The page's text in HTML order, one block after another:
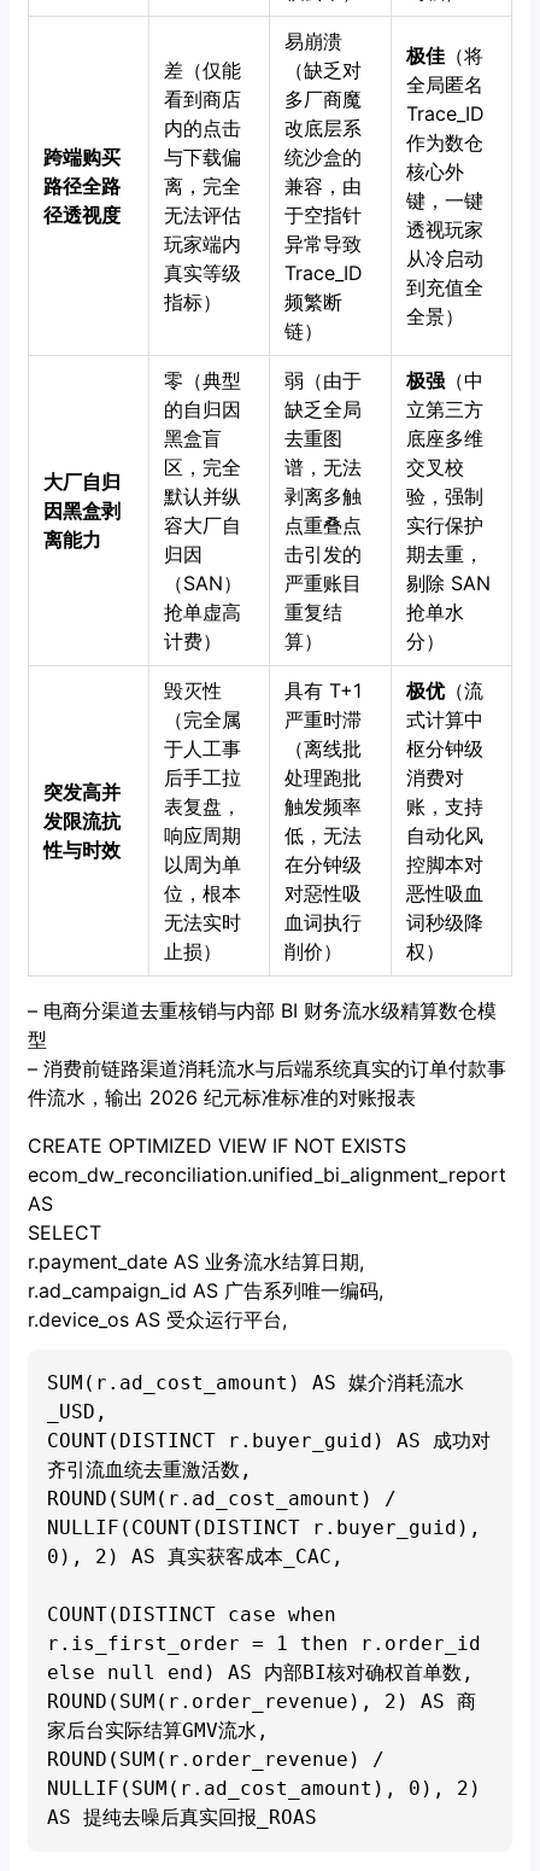
跨端购买
路径全路
径透视度
差（仅能
看到商店
内的点击
与下载偏
离，完全
无法评估
玩家端内
真实等级
指标）
易崩溃
（缺乏对
多厂商魔
改底层系
统沙盒的
兼容，由
于空指针
异常导致
Trace_ID
频繁断
链）
极佳 （将
全局匿名
Trace_ID
作为数仓
核心外
键，一键
透视玩家
从冷启动
到充值全
全景）
大厂自归
因黑盒剥
离能力
零（典型
的自归因
黑盒盲
区，完全
默认并纵
容大厂自
归因
（SAN）
抢单虚高
计费）
弱（由于
缺乏全局
去重图
谱，无法
剥离多触
点重叠点
击引发的
严重账目
重复结
算）
极强 （中
立第三方
底座多维
交叉校
验，强制
实行保护
期去重，
剔除 SAN
抢单水
分）
突发高并
发限流抗
性与时效
毁灭性
（完全属
于人工事
后手工拉
表复盘，
响应周期
以周为单
位，根本
无法实时
止损）
具有 T+1
严重时滞
（离线批
处理跑批
触发频率
低，无法
在分钟级
对惡性吸
血词执行
削价）
极优（流
式计算中
枢分钟级
消费对
账，支持
自动化风
控脚本对
恶性吸血
词秒级降
权）
– 电商分渠道去重核销与内部 BI 财务流水级精算数仓模
型
– 消费前链路渠道消耗流水与后端系统真实的订单付款事
件流水，输出 2026 纪元标准标准的对账报表
CREATE OPTIMIZED VIEW IF NOT EXISTS
ecom_dw_reconciliation.unified_bi_alignment_report
AS
SELECT
r.payment_date AS 业务流水结算日期,
r.ad_campaign_id AS 广告系列唯一编码,
r.device_os AS 受众运行平台,
SUM(r.ad_cost_amount) AS 媒介消耗流水
_USD,
COUNT(DISTINCT r.buyer_guid) AS 成功对
齐引流血统去重激活数,
ROUND(SUM(r.ad_cost_amount) /
NULLIF(COUNT(DISTINCT r.buyer_guid),
0), 2) AS 真实获客成本_CAC,
COUNT(DISTINCT case when
r.is_first_order = 1 then r.order_id
else null end) AS 内部BI核对确权首单数,
ROUND(SUM(r.order_revenue), 2) AS 商
家后台实际结算GMV流水,
ROUND(SUM(r.order_revenue) /
NULLIF(SUM(r.ad_cost_amount), 0), 2)